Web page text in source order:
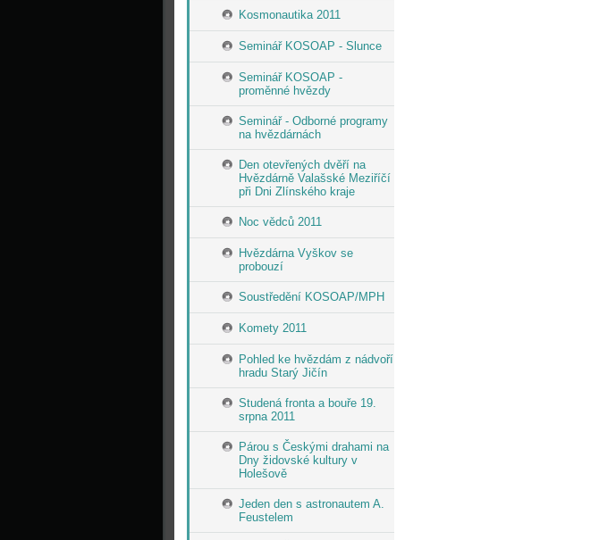
Kosmonautika 2011
Seminář KOSOAP - Slunce
Seminář KOSOAP -
proměnné hvězdy
Seminář - Odborné programy
na hvězdárnách
Den otevřených dvěří na
Hvězdárně Valašské Meziříčí
při Dni Zlínského kraje
Noc vědců 2011
Hvězdárna Vyškov se
probouzí
Soustředění KOSOAP/MPH
Komety 2011
Pohled ke hvězdám z nádvoří
hradu Starý Jičín
Studená fronta a bouře 19.
srpna 2011
Párou s Českými drahami na
Dny židovské kultury v
Holešově
Jeden den s astronautem A.
Feustelem